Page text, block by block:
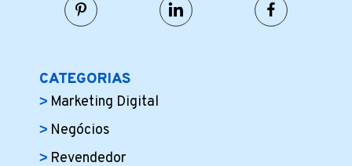
CATEGORIAS
Marketing Digital
Negócios
Revendedor